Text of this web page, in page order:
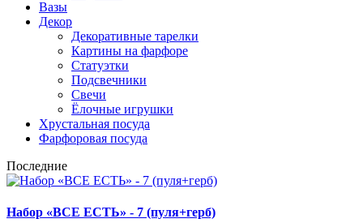
Вазы
Декор
Декоративные тарелки
Картины на фарфоре
Статуэтки
Подсвечники
Свечи
Ёлочные игрушки
Хрустальная посуда
Фарфоровая посуда
Последние
Набор «ВСЕ ЕСТЬ» - 7 (пуля+герб)